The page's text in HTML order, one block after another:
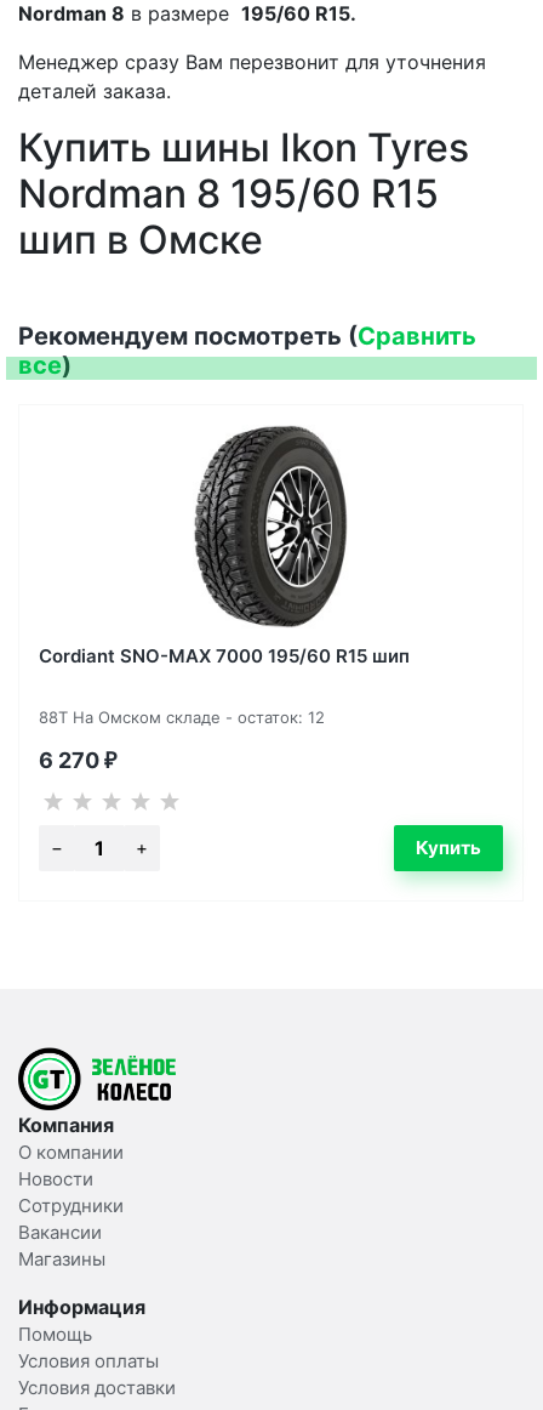
Nordman 8 в размере 195/60 R15.
Менеджер сразу Вам перезвонит для уточнения
деталей заказа.
Купить шины Ikon Tyres
Nordman 8 195/60 R15
шип в Омске
Рекомендуем посмотреть (Сравнить
все)
Cordiant SNO-MAX 7000 195/60 R15 шип
88T На Омском складе - остаток: 12
6 270 ₽
Компания
О компании
Новости
Сотрудники
Вакансии
Магазины
Информация
Помощь
Условия оплаты
Условия доставки